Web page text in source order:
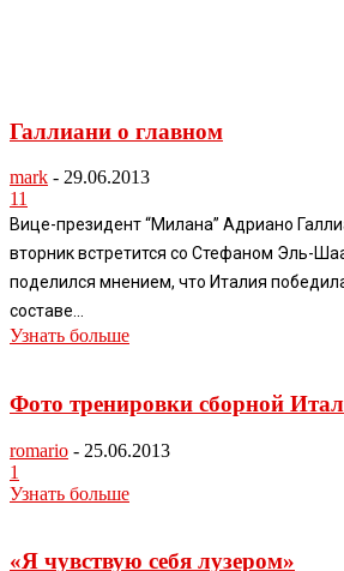
Галлиани о главном
mark - 29.06.2013
11
Вице-президент “Милана” Адриано
вторник встретится со Стефаном Эль-
поделился мнением, что Италия
составе...
Узнать больше
Фото тренировки сборной
romario - 25.06.2013
1
Узнать больше
«Я чувствую себя лузером»